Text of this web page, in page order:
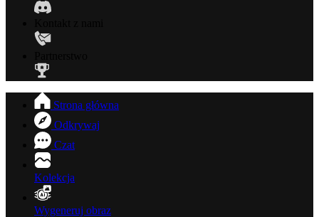
Strona główna
Odkrywaj
Czat
Kolekcja
Wygeneruj obraz